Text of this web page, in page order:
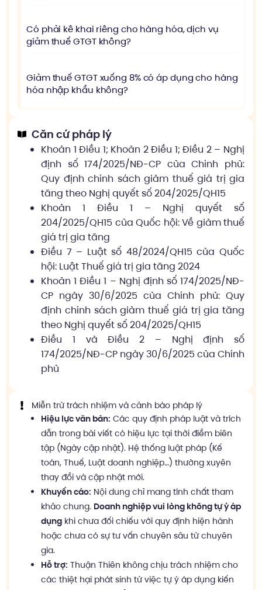
Có phải kê khai riêng cho hàng hóa, dịch vụ
giảm thuế GTGT không?
Giảm thuế GTGT xuống 8% có áp dụng cho hàng
hóa nhập khẩu không?
Căn cứ pháp lý
Khoản 1 Điều 1; Khoản 2 Điều 1; Điều 2 – Nghị
định số 174/2025/NĐ-CP của Chính phủ:
Quy định chính sách giảm thuế giá trị gia
tăng theo Nghị quyết số 204/2025/QH15
Khoản 1 Điều 1 – Nghị quyết số
204/2025/QH15 của Quốc hội: Về giảm thuế
giá trị gia tăng
Điều 7 – Luật số 48/2024/QH15 của Quốc
hội: Luật Thuế giá trị gia tăng 2024
Khoản 1 Điều 1 – Nghị định số 174/2025/NĐ-
CP ngày 30/6/2025 của Chính phủ: Quy
định chính sách giảm thuế giá trị gia tăng
theo Nghị quyết số 204/2025/QH15
Điều 1 và Điều 2 – Nghị định số
174/2025/NĐ-CP ngày 30/6/2025 của Chính
phủ
Miễn trừ trách nhiệm và cảnh báo pháp lý
Hiệu lực văn bản: Các quy định pháp luật và trích
dẫn trong bài viết có hiệu lực tại thời điểm biên
tập (Ngày cập nhật). Hệ thống luật pháp (Kế
toán, Thuế, Luật doanh nghiệp…) thường xuyên
thay đổi và cập nhật mới.
Khuyến cáo: Nội dung chỉ mang tính chất tham
khảo chung. Doanh nghiệp vui lòng không tự ý áp
dụng khi chưa đối chiếu với quy định hiện hành
hoặc chưa có sự tư vấn chuyên sâu từ chuyên
gia.
Hỗ trợ: Thuận Thiên không chịu trách nhiệm cho
các thiệt hại phát sinh từ việc tự ý áp dụng kiến